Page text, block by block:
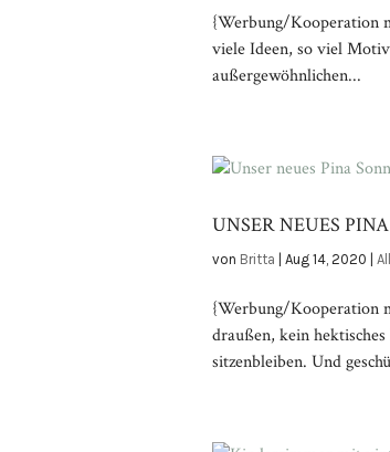
{Werbung/Kooperation
viele Ideen, so viel
außergewöhnlichen...
UNSER NEUES
von Britta | Aug 14, 2020 |
{Werbung/Kooperation
draußen, kein
sitzenbleiben. Und